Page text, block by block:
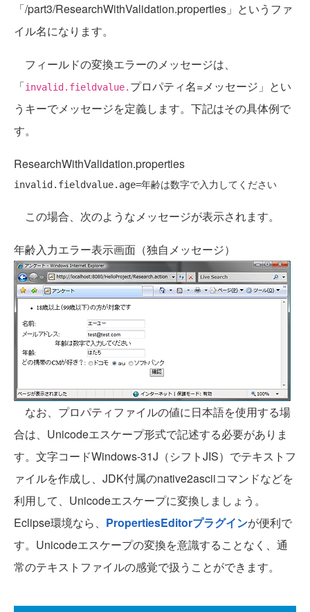
「/part3/ResearchWithValidation.properties」というファ
イル名になります。
フィールドの変換エラーのメッセージは、
「invalid.fieldvalue. プロパティ名=メッセージ」とい
うキーでメッセージを定義します。下記はその具体例で
す。
ResearchWithValidation.properties
この場合、次のようなメッセージが表示されます。
年齢入力エラー表示画面（独自メッセージ）
なお、プロパティファイルの値に日本語を使用する場
合は、Unicodeエスケープ形式で記述する必要がありま
す。文字コードWindows-31J（シフトJIS）でテキストフ
ァイルを作成し、JDK付属のnative2asciiコマンドなどを
利用して、Unicodeエスケープに変換しましょう。
Eclipse環境なら、 PropertiesEditorプラグインが便利で
す。Unicodeエスケープの変換を意識することなく、通
常のテキストファイルの感覚で扱うことができます。